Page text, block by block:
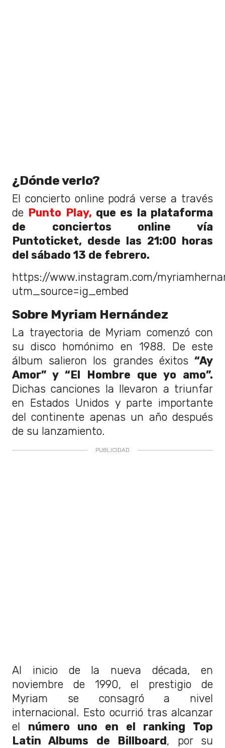
¿Dónde verlo?
El concierto online podrá verse a través
de Punto Play,que es la plataforma
de conciertos online vía
Puntoticket, desde las 21:00 horas
del sábado 13 de febrero.
https://www.instagram.com/
utm_source=ig_embed
Sobre Myriam Hernández
La trayectoria de Myriam comenzó con
su disco homónimo en 1988. De este
álbum salieron los grandes éxitos “Ay
Amor” y “El Hombre que yo amo”.
Dichas canciones la llevaron a triunfar
en Estados Unidos y parte importante
del continente apenas un año después
de su lanzamiento.
Al inicio de la nueva década, en
noviembre de 1990, el prestigio de
Myriam se consagró a nivel
internacional. Esto ocurrió tras alcanzar
el número uno en el ranking Top
Latin Albums de Billboard, por su